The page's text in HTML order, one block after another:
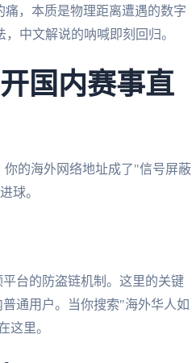
痛，本质是物理距离遭遇的数字
中文解说的呐喊即刻回归。
国内赛事直
的海外网络地址成了"信号屏蔽
球。
台的防盗链机制。这里的关键
通用户。当你搜索"海外华人如
这里。